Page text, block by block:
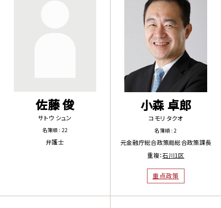
佐藤 俊
サトウ シュン
名簿順 : 22
弁護士
小森 卓郎
コモリ タクオ
名簿順 : 2
元金融庁総合政策局総合政策課長
重複：石川1区
重点政策